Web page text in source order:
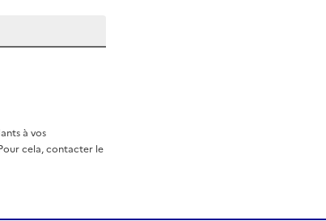
à vos
cela, contacter le